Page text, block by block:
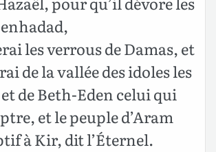
les verrous de Damas, et
de la vallée des idoles les
de Beth-Eden celui qui
et le peuple d’Aram
à Kir, dit l’Éternel.